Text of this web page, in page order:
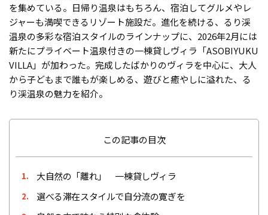
を集めている。日帰り温泉はもちろん、宿泊してグルメやレ
ジャーも満喫できるリゾート施設だ。進化を続ける、るり渓
温泉の多彩な宿泊スタイルのラインナップに、2026年2月には
新たにプライベート温泉付きの一棟貸しヴィラ「ASOBIYUKU
VILLA」が加わった。完成したばかりのヴィラを中心に、大人
から子どもまで誰もが楽しめる、遊びと癒やしに溢れた、る
り渓温泉の魅力を紹介。
この記事の目次
1. 大自然の「離れ」 一棟貸しヴィラ
2. 選べる滞在スタイルで自分流の寛ぎを